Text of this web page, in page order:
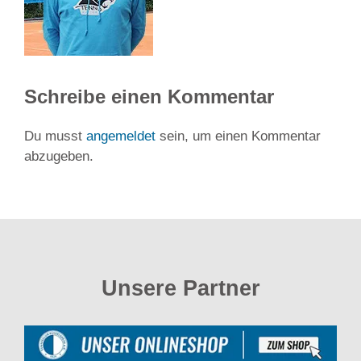
Schreibe einen Kommentar
Du musst angemeldet sein, um einen Kommentar
abzugeben.
Unsere Partner